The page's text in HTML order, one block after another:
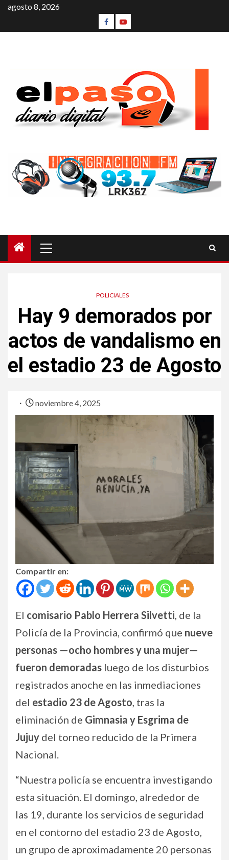
agosto 8, 2026
POLICIALES
Hay 9 demorados por
actos de vandalismo en
el estadio 23 de Agosto
noviembre 4, 2025
Compartir en:
El comisario Pablo Herrera Silvetti, de la
Policía de la Provincia, confirmó que nueve
personas —ocho hombres y una mujer—
fueron demoradas luego de los disturbios
registrados anoche en las inmediaciones
del estadio 23 de Agosto, tras la
eliminación de Gimnasia y Esgrima de
Jujuy del torneo reducido de la Primera
Nacional.
“Nuestra policía se encuentra investigando
esta situación. El domingo, alrededor de
las 19, durante los servicios de seguridad
en el contorno del estadio 23 de Agosto,
un grupo de aproximadamente 20 personas